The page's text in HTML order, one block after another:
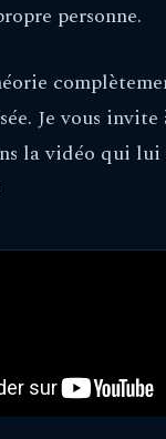
personne.
Je vous
la vidéo qui lui